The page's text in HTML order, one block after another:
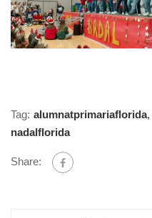
Tag: alumnatprimariaflorida,
nadalflorida
Share: